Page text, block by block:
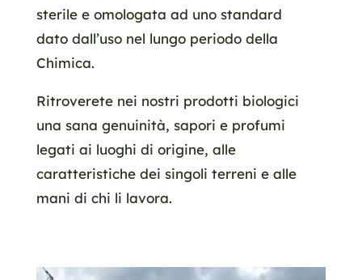
sterile e omologata ad uno standard
dato dall’uso nel lungo periodo della
Chimica.
Ritroverete nei nostri prodotti biologici
una sana genuinità, sapori e profumi
legati ai luoghi di origine, alle
caratteristiche dei singoli terreni e alle
mani di chi li lavora.